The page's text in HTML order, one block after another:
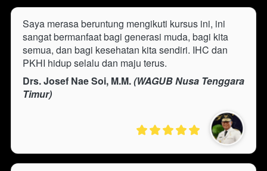
Saya merasa beruntung mengikuti kursus ini, ini
sangat bermanfaat bagi generasi muda, bagi kita
semua, dan bagi kesehatan kita sendiri. IHC dan
PKHI hidup selalu dan maju terus.
Drs. Josef Nae Soi, M.M. (WAGUB Nusa Tenggara
Timur)